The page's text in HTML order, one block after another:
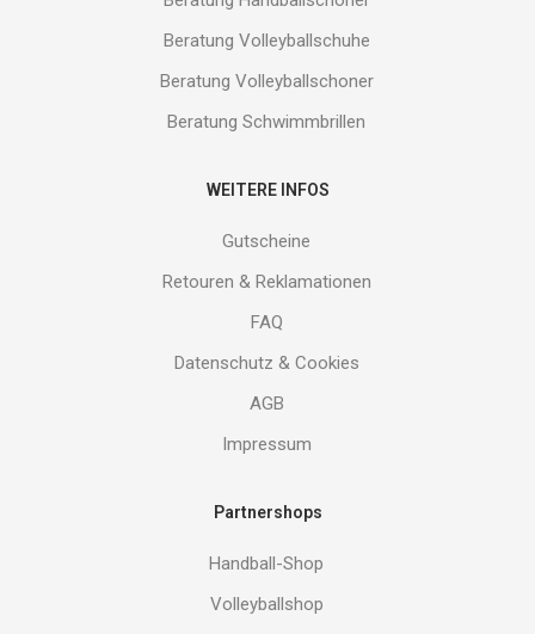
Beratung Volleyballschuhe
Beratung Volleyballschoner
Beratung Schwimmbrillen
WEITERE INFOS
Gutscheine
Retouren & Reklamationen
FAQ
Datenschutz & Cookies
AGB
Impressum
Partnershops
Handball-Shop
Volleyballshop